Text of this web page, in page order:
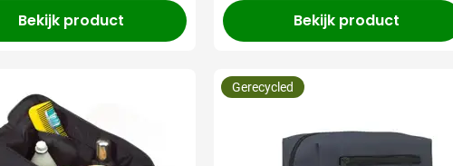
Bekijk product Bekijk product
Gerecycled